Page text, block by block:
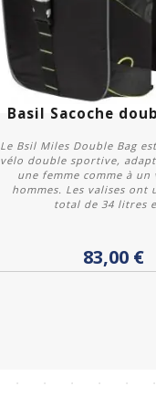
Acheter
Le Bsil Miles Double Bag
vélo double sportive,
une femme comme à
hommes. Les valises ont
total de 34 litres
83,00 €